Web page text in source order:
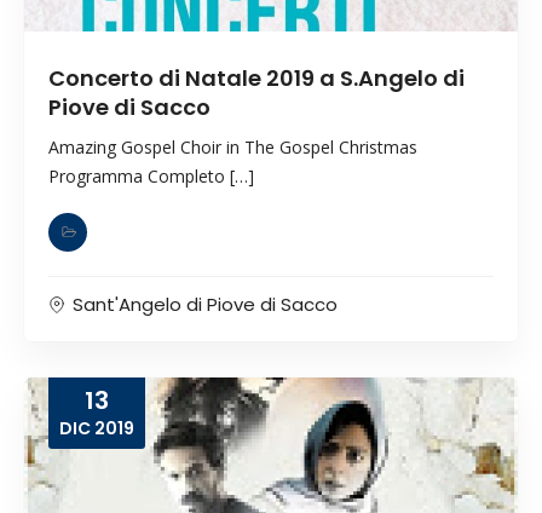
Concerto di Natale 2019 a S.Angelo di
Piove di Sacco
Amazing Gospel Choir in The Gospel Christmas
Programma Completo […]
Sant'Angelo di Piove di Sacco
13
DIC 2019